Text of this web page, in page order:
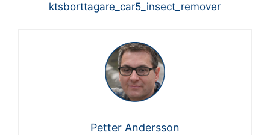
ktsborttagare_car5_insect_remover
Petter Andersson